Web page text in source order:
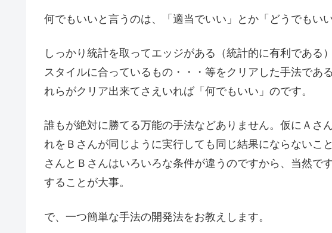
何でもいいと言うのは、「適当でいい」とか「どうでもい
しっかり統計を取ってエッジがある（統計的に有利である
スタイルに合っているもの・・・等をクリアした手法であ
れらがクリア出来てさえいれば「何でもいい」のです。
誰もが絶対に勝てる万能の手法などありません。仮にＡさ
れをＢさんが同じように実行しても同じ結果にならないこ
さんとＢさんはいろいろな条件が違うのですから、当然で
することが大事。
で、一つ簡単な手法の開発法をお教えします。